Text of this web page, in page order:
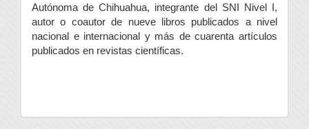
Autónoma de Chihuahua, integrante del SNI Nivel I,
autor o coautor de nueve libros publicados a nivel
nacional e internacional y más de cuarenta artículos
publicados en revistas científicas.